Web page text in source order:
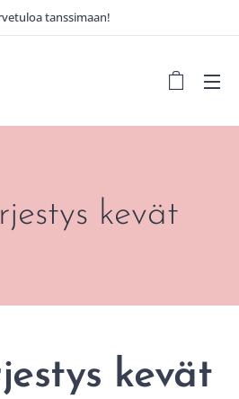
tanssimaan!
kevät
kevät